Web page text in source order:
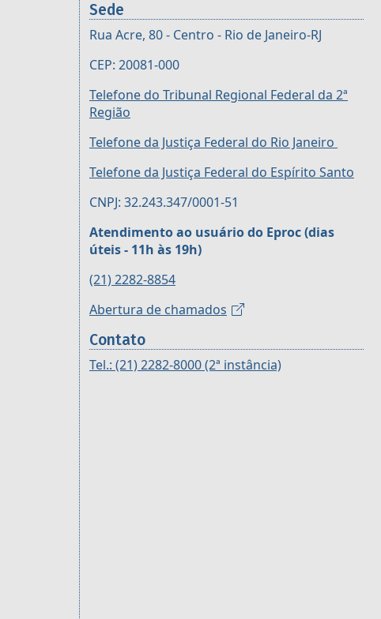
Sede
Rua Acre, 80 - Centro - Rio de Janeiro-RJ
CEP: 20081-000
Telefone do Tribunal Regional Federal da 2ª
Região
Telefone da Justiça Federal do Rio Janeiro
Telefone da Justiça Federal do Espírito Santo
CNPJ: 32.243.347/0001-51
Atendimento ao usuário do Eproc (dias
úteis - 11h às 19h)
(21) 2282-8854
Abertura de chamados
Contato
Tel.: (21) 2282-8000 (2ª instância)